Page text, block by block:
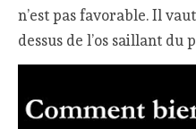
n’est pas favorable. Il
dessus de l’os saillant du